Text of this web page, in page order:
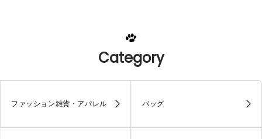
Category
ファッション雑貨・アパレル バッグ